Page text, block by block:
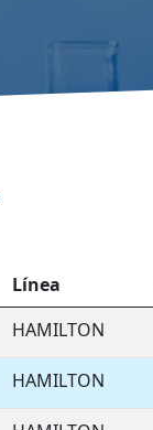
Línea
HAMILTON
HAMILTON